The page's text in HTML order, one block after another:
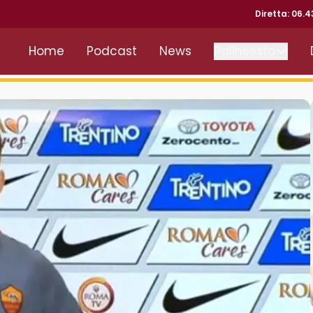
Diretta:
Home Podcast News